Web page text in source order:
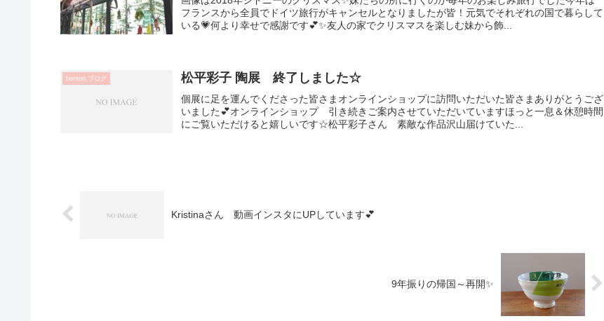
フランスから全員でドイツ旅行がキャンセルとなりましたが皆！元気でそれぞれの国で暮らして
いる💗何より幸せで感謝です💕✨友人の家でクリスマスを楽しむ妹から飾...
bonton.ブログ 松平彩子 陶展 終了しました☆
個展に足を運んでくださった皆さまオンラインショップに訪問いただいた皆さまありがとうござ
いました💕オンラインショップ 引き続きご案内させていただいていますほっと一息＆休憩時間
にご覧いただけると嬉しいです☆松平彩子さん 素敵な作品沢山届けていた...
Kristinaさん 動画インスタにUPしています💕
9年振りの帰国～再開✨